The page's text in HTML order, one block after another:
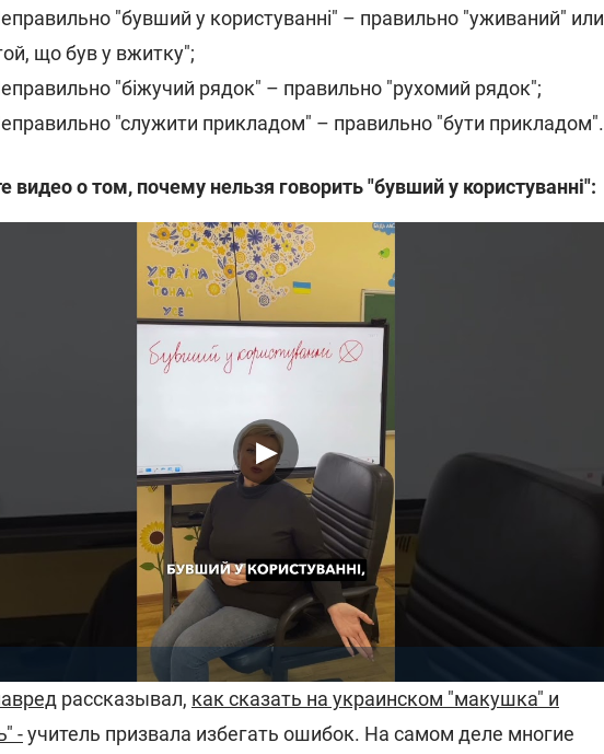
"бувший у користуванні" – правильно "уживаний" или
що був у вжитку";
"біжучий рядок" – правильно "рухомий рядок";
"служити прикладом" – правильно "бути прикладом".
видео о том, почему нельзя говорить "бувший у користуванні":
рассказывал, как сказать на украинском "макушка" и
-учитель призвала избегать ошибок. На самом деле многие